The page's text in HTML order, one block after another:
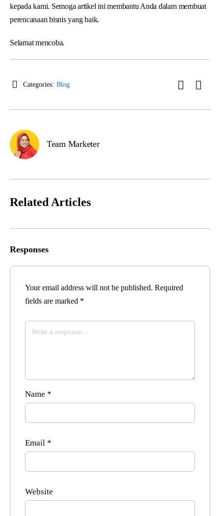
kepada kami. Semoga artikel ini membantu Anda dalam membuat
perencanaan bisnis yang baik.
Selamat mencoba.
Categories: Blog
Team Marketer
Related Articles
Responses
Your email address will not be published. Required
fields are marked *
Name *
Email *
Website